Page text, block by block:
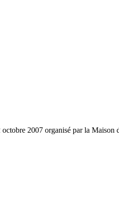
2007 organisé par la Maison